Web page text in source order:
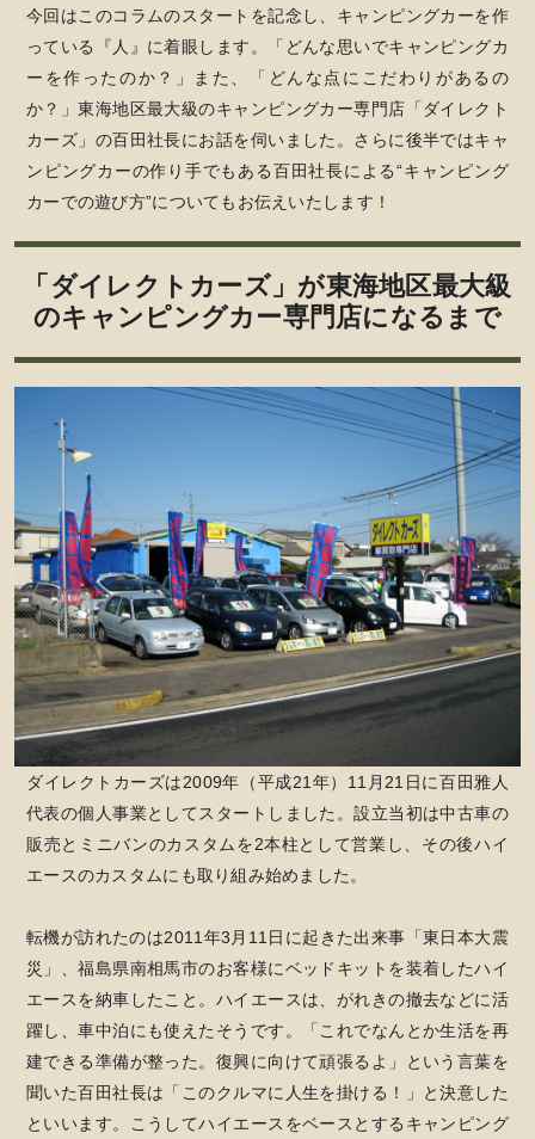
今回はこのコラムのスタートを記念し、キャンピングカーを作
っている『人』に着眼します。「どんな思いでキャンピングカ
ーを作ったのか？」また、「どんな点にこだわりがあるの
か？」東海地区最大級のキャンピングカー専門店「ダイレクト
カーズ」の百田社長にお話を伺いました。さらに後半ではキャ
ンピングカーの作り手でもある百田社長による“キャンピング
カーでの遊び方”についてもお伝えいたします！
「ダイレクトカーズ」が東海地区最大級
のキャンピングカー専門店になるまで
ダイレクトカーズは2009年（平成21年）11月21日に百田雅人
代表の個人事業としてスタートしました。設立当初は中古車の
販売とミニバンのカスタムを2本柱として営業し、その後ハイ
エースのカスタムにも取り組み始めました。
転機が訪れたのは2011年3月11日に起きた出来事「東日本大震
災」、福島県南相馬市のお客様にベッドキットを装着したハイ
エースを納車したこと。ハイエースは、がれきの撤去などに活
躍し、車中泊にも使えたそうです。「これでなんとか生活を再
建できる準備が整った。復興に向けて頑張るよ」という言葉を
聞いた百田社長は「このクルマに人生を掛ける！」と決意した
といいます。こうしてハイエースをベースとするキャンピング